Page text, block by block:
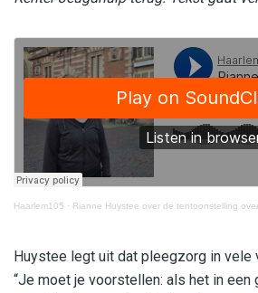
Haarlem105 · Rianne Huystee over de tentoonstelling
Huystee legt uit dat pleegzorg in vele
“Je moet je voorstellen: als het in een